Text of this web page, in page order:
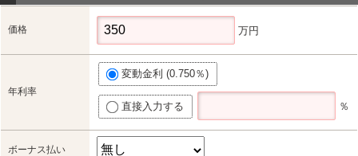
価格 万円
年利率
変動金利 (0.750％)
直接入力する ％
ボーナス払い